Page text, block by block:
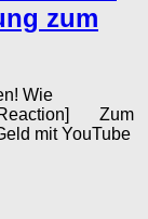
zum
Wie
[Reaction] Zum
mit YouTube